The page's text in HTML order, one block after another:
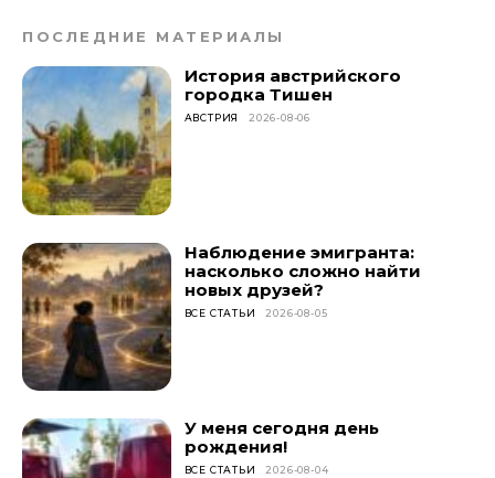
ПОСЛЕДНИЕ МАТЕРИАЛЫ
История австрийского
городка Тишен
АВСТРИЯ 2026-08-06
Наблюдение эмигранта:
насколько сложно найти
новых друзей?
ВСЕ СТАТЬИ 2026-08-05
У меня сегодня день
рождения!
ВСЕ СТАТЬИ 2026-08-04